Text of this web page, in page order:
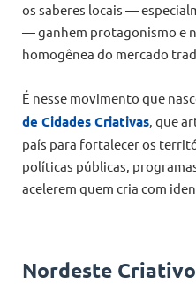
os saberes locais —
— ganhem protagonismo e
homogênea do mercado
É nesse movimento que
de Cidades Criativas, que
país para fortalecer os
políticas públicas,
acelerem quem cria com
Nordeste